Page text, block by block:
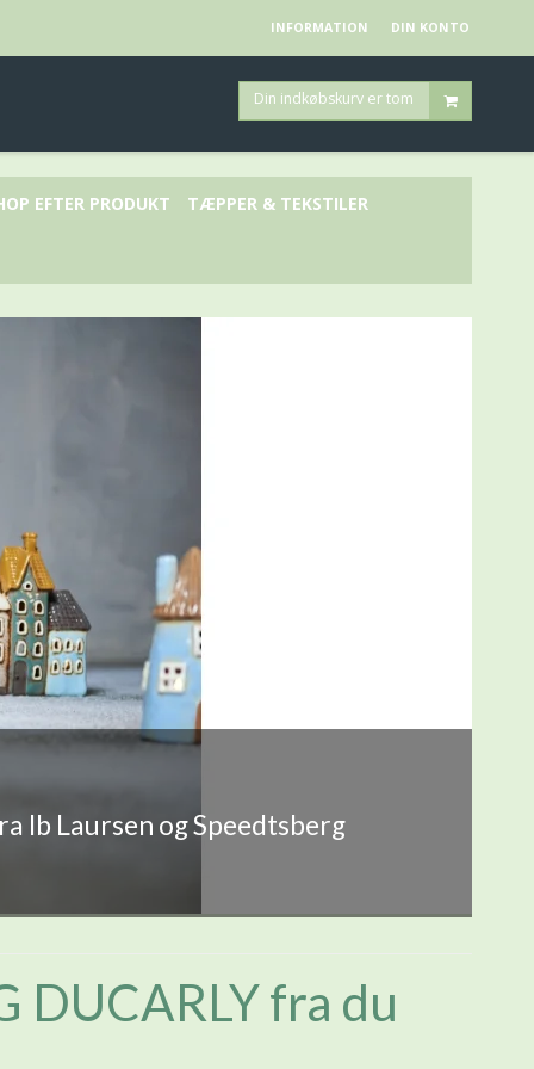
INFORMATION DIN KONTO
Din indkøbskurv er tom
EFTER PRODUKT TÆPPER & TEKSTILER
Ib Laursen og Speedtsberg
DUCARLY fra du